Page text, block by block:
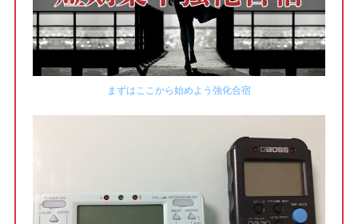
まずはここから始めよう強化合宿